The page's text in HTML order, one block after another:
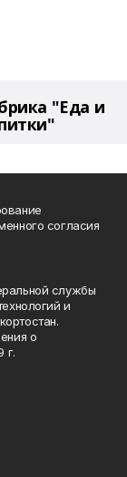
"Еда и
согласия
службы
и
о
г.